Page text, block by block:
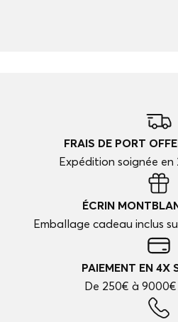
FRAIS DE PORT
Expédition soignée en
ÉCRIN
Emballage cadeau inclus
PAIEMENT EN 4X
De 250€ à